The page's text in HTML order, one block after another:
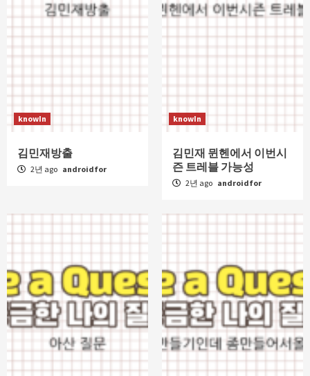
knowIn
김민재방출
2년 ago androidfor
knowIn
김민재 뮌헨에서 이번시
즌 트레블 가능성
2년 ago androidfor